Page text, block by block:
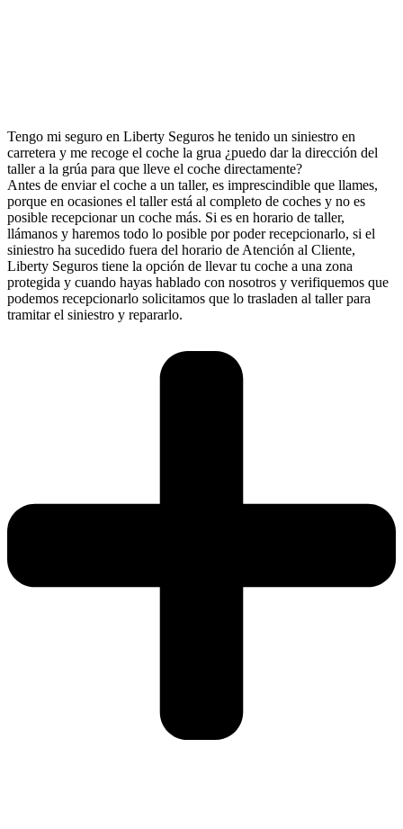
Tengo mi seguro en Liberty Seguros he tenido un siniestro en
carretera y me recoge el coche la grua ¿puedo dar la dirección del
taller a la grúa para que lleve el coche directamente?
Antes de enviar el coche a un taller, es imprescindible que llames,
porque en ocasiones el taller está al completo de coches y no es
posible recepcionar un coche más. Si es en horario de taller,
llámanos y haremos todo lo posible por poder recepcionarlo, si el
siniestro ha sucedido fuera del horario de Atención al Cliente,
Liberty Seguros tiene la opción de llevar tu coche a una zona
protegida y cuando hayas hablado con nosotros y verifiquemos que
podemos recepcionarlo solicitamos que lo trasladen al taller para
tramitar el siniestro y repararlo.